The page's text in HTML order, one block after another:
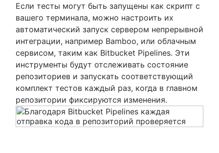
Если тесты могут быть запущены как скрипт с
вашего терминала, можно настроить их
автоматический запуск сервером непрерывной
интеграции, например Bamboo, или облачным
сервисом, таким как Bitbucket Pipelines. Эти
инструменты будут отслеживать состояние
репозиториев и запускать соответствующий
комплект тестов каждый раз, когда в главном
репозитории фиксируются изменения.